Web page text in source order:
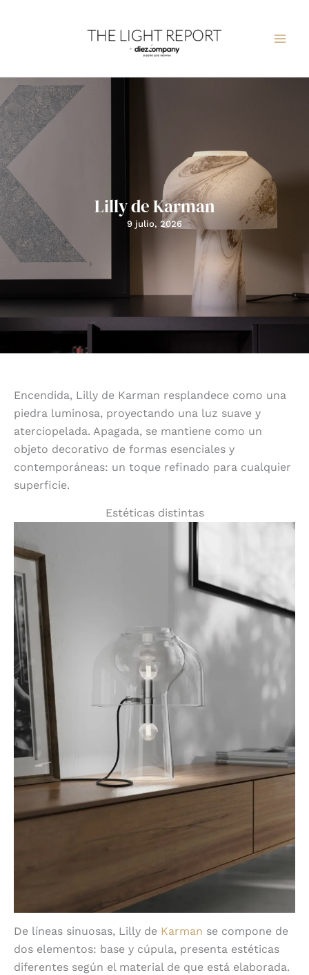
Lilly de Karman
9 julio, 2026
Encendida, Lilly de Karman resplandece como una
piedra luminosa, proyectando una luz suave y
aterciopelada. Apagada, se mantiene como un
objeto decorativo de formas esenciales y
contemporáneas: un toque refinado para cualquier
superficie.
Estéticas distintas
De líneas sinuosas, Lilly de Karman se compone de
dos elementos: base y cúpula, presenta estéticas
diferentes según el material de que está elaborada.